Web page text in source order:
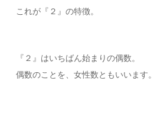
これが『２』の特徴。
『２』はいちばん始まりの偶数。
偶数のことを、女性数ともいいます。